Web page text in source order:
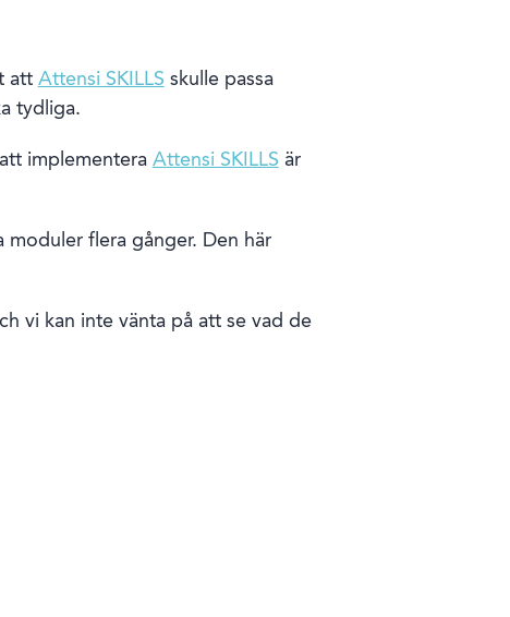
att Attensi SKILLS skulle passa
tydliga.
implementera Attensi SKILLS är
moduler flera gånger. Den här
vi kan inte vänta på att se vad de